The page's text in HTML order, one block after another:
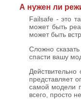
А нужен ли
Failsafe - это
может быть
может быть
Сложно
спасти вашу
представляет
самой модели
всего, просто